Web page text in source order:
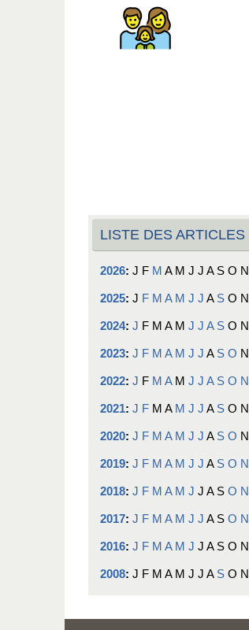
LISTE DES ARTICLES
2026: J F M A M J J A S O N
2025: J F M A M J J A S O N
2024: J F M A M J J A S O N
2023: J F M A M J J A S O N
2022: J F M A M J J A S O N
2021: J F M A M J J A S O N
2020: J F M A M J J A S O N
2019: J F M A M J J A S O N
2018: J F M A M J J A S O N
2017: J F M A M J J A S O N
2016: J F M A M J J A S O N
2008: J F M A M J J A S O N